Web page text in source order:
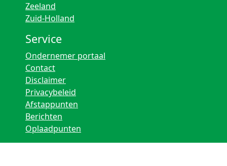
Zeeland
Zuid-Holland
Service
Ondernemer portaal
Contact
Disclaimer
Privacybeleid
Afstappunten
Berichten
Oplaadpunten